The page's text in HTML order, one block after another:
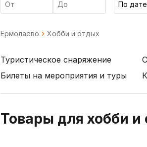
Ермолаево Хобби и отдых
Туристическое снаряжение
Билеты на мероприятия и туры
Товары для хобби